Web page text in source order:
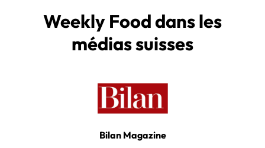
Weekly Food dans les
médias suisses
Bilan Magazine